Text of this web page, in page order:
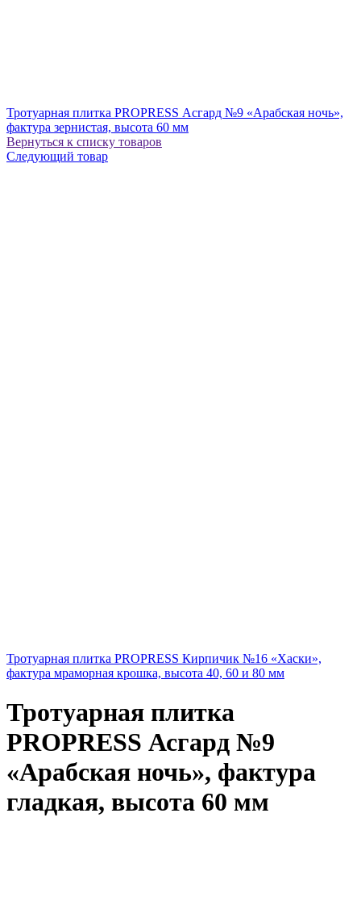
Тротуарная плитка PROPRESS Асгард №9 «Арабская ночь»,
фактура зернистая, высота 60 мм
Вернуться к списку товаров
Следующий товар
Тротуарная плитка PROPRESS Кирпичик №16 «Хаски»,
фактура мраморная крошка, высота 40, 60 и 80 мм
Тротуарная плитка
PROPRESS Асгард №9
«Арабская ночь», фактура
гладкая, высота 60 мм